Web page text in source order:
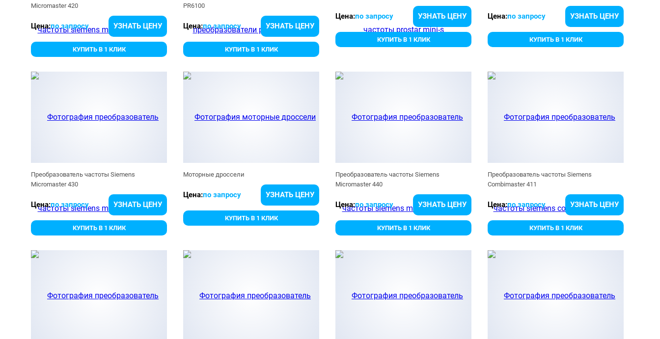
Micromaster 420
Цена:по запросу УЗНАТЬ ЦЕНУ
КУПИТЬ В 1 КЛИК
PR6100
Цена:по запросу УЗНАТЬ ЦЕНУ
КУПИТЬ В 1 КЛИК
Цена:по запросу УЗНАТЬ ЦЕНУ
КУПИТЬ В 1 КЛИК
Цена:по запросу УЗНАТЬ ЦЕНУ
КУПИТЬ В 1 КЛИК
Преобразователь частоты Siemens
Micromaster 430
Цена:по запросу УЗНАТЬ ЦЕНУ
КУПИТЬ В 1 КЛИК
Моторные дроссели
Цена:по запросу УЗНАТЬ ЦЕНУ
КУПИТЬ В 1 КЛИК
Преобразователь частоты Siemens
Micromaster 440
Цена:по запросу УЗНАТЬ ЦЕНУ
КУПИТЬ В 1 КЛИК
Преобразователь частоты Siemens
Combimaster 411
Цена:по запросу УЗНАТЬ ЦЕНУ
КУПИТЬ В 1 КЛИК